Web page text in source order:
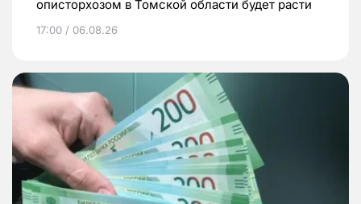
описторхозом в Томской области будет расти
17:00 / 06.08.26